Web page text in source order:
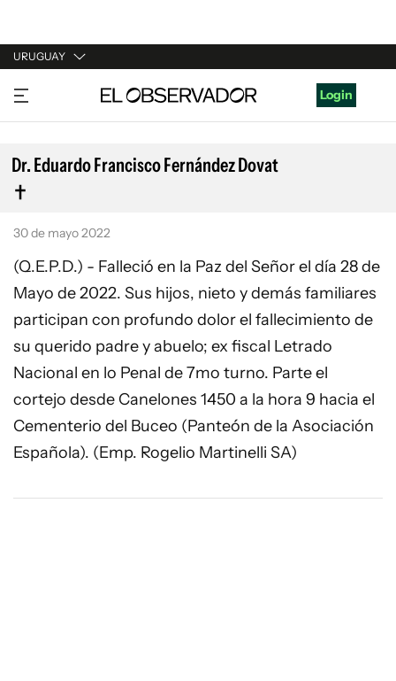
URUGUAY
URUGUAY
ARGENTINA
ESPAÑA
ESTADOS UNIDOS
Login
Dr. Eduardo Francisco Fernández Dovat
30 de mayo 2022
(Q.E.P.D.) - Falleció en la Paz del Señor el día 28 de
Mayo de 2022. Sus hijos, nieto y demás familiares
participan con profundo dolor el fallecimiento de
su querido padre y abuelo; ex fiscal Letrado
Nacional en lo Penal de 7mo turno. Parte el
cortejo desde Canelones 1450 a la hora 9 hacia el
Cementerio del Buceo (Panteón de la Asociación
Española). (Emp. Rogelio Martinelli SA)